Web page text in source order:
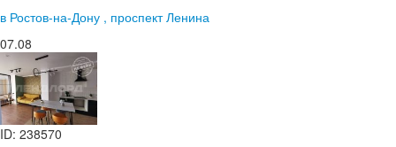
в Ростов-на-Дону , проспект Ленина
07.08
ID: 238570